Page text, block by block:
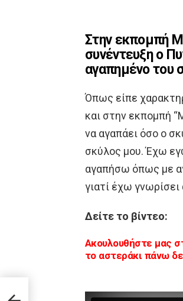
Στην εκπομπή
συνέντευξη ο
αγαπημένο του
Όπως είπε
και στην εκπομπή
να αγαπάει όσο ο
σκύλος μου. Έχω
αγαπήσω όπως με
γιατί έχω
Δείτε το βίντεο:
Ακουλουθήστε μας
το αστεράκι πάνω